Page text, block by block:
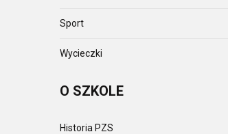
Sport
Wycieczki
O SZKOLE
Historia PZS